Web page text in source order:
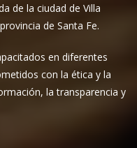
de la ciudad de Villa
de Santa Fe.
en diferentes
con la ética y la
la transparencia y